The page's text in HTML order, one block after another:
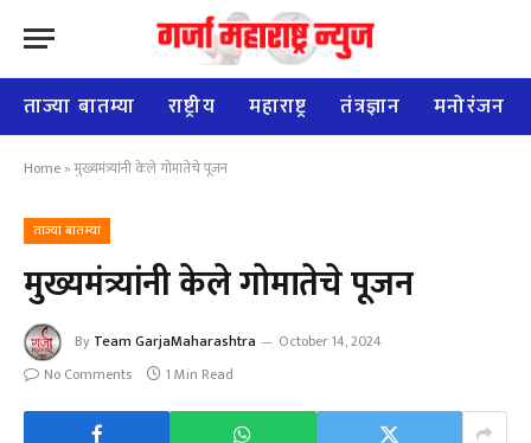
ताज्या बातम्या राष्ट्रीय महाराष्ट्र तंत्रज्ञान मनोरंजन
Home »मुख्यमंत्र्यांनी केले गोमातेचे पूजन
ताज्या बातम्या
मुख्यमंत्र्यांनी केले गोमातेचे पूजन
By Team GarjaMaharashtra
October 14, 2024
No Comments
1 Min Read